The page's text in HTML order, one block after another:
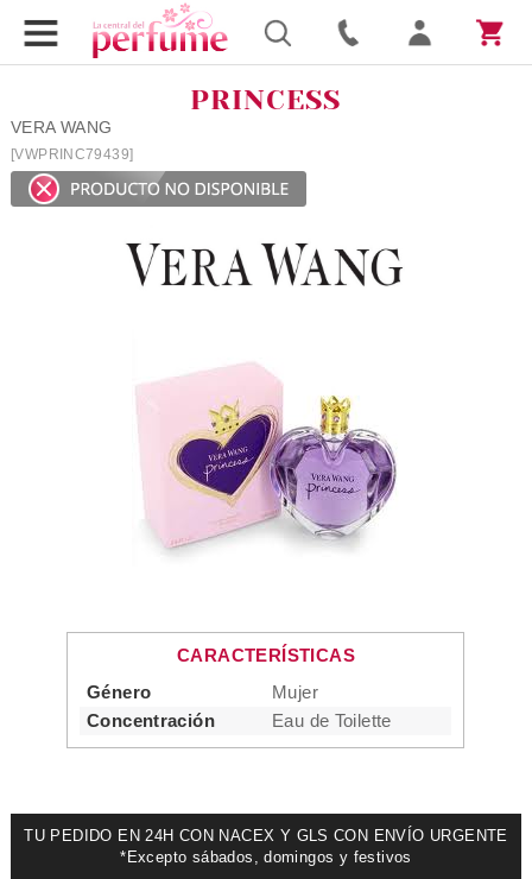
PRINCESS
VERA WANG
[VWPRINC79439]
CARACTERÍSTICAS
Género
Mujer
Concentración
Eau de Toilette
TU PEDIDO EN 24H CON NACEX Y GLS CON ENVÍO URGENTE
*Excepto sábados, domingos y festivos